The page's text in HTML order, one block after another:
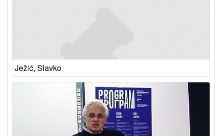
Ježić, Slavko